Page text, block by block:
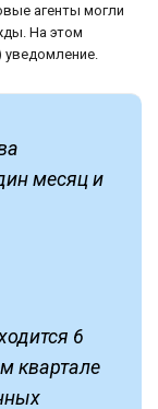
агенты могли
На этом
месяц и
6
квартале